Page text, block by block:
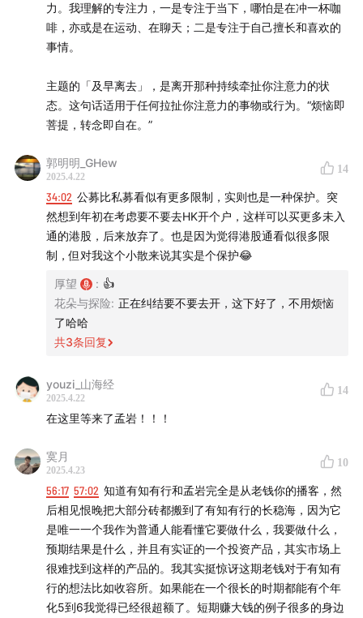
力。我理解的专注力，一是专注于当下，哪怕是在冲一杯咖
啡，亦或是在运动、在聊天；二是专注于自己擅长和喜欢的
事情。
主题的「及早离去」，是离开那种持续牵扯你注意力的状
态。这句话适用于任何拉扯你注意力的事物或行为。“烦恼即
菩提，转念即自在。”
郭明明_GHew
2025.4.22
14
34:02 公募比私募看似有更多限制，实则也是一种保护。突
然想到年初在考虑要不要去HK开个户，这样可以买更多未入
通的港股，后来放弃了。也是因为觉得港股通看似很多限
制，但对我这个小散来说其实是个保护😂
厚望 : 👍
花朵与探险: 正在纠结要不要去开，这下好了，不用烦恼
了哈哈
共3条回复
youzi_山海经
2025.4.22
14
在这里等来了孟岩！！！
寞月
2025.4.23
10
56:17 57:02 知道有知有行和孟岩完全是从老钱你的播客，然
后相见恨晚把大部分砖都搬到了有知有行的长稳海，因为它
是唯一一个我作为普通人能看懂它要做什么，我要做什么，
预期结果是什么，并且有实证的一个投资产品，其实市场上
很难找到这样的产品的。我其实挺惊讶这期老钱对于有知有
行的想法比如收容所。如果能在一个很长的时期都能有个年
化5到6我觉得已经很超额了。短期赚大钱的例子很多的身边